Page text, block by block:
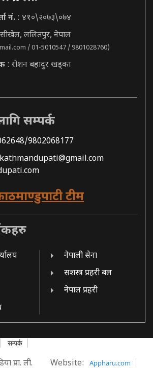
नं. : ४१०\२०७३\०७४
ललितपुर, नेपाल
/ 01-5010547 / 9801028760)
: रोशन बहादुर खड्का
सम्पर्क
9802068177
टीम
नेपाली सेना
सशस्त्र प्रहरी बल
नेपाल प्रहरी
सम्पर्क
प्रा. ली. Website: Appharu.com